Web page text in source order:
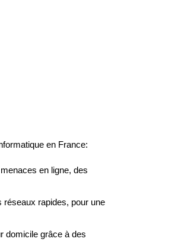
en France:
en ligne, des
rapides, pour une
domicile grâce à des